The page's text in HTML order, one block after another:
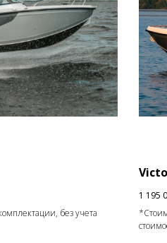
без учета
1 195